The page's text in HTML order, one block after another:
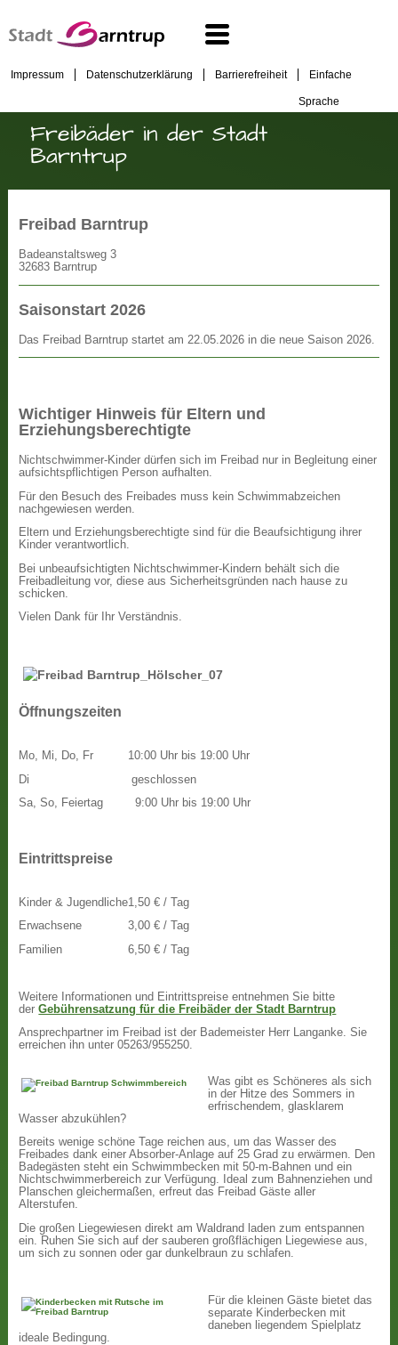
Impressum Datenschutzerklärung Barrierefreiheit Einfache
Sprache
Freibäder in der Stadt
Barntrup
Freibad Barntrup
Badeanstaltsweg 3
32683 Barntrup
Saisonstart 2026
Das Freibad Barntrup startet am 22.05.2026 in die neue Saison 2026.
Wichtiger Hinweis für Eltern und
Erziehungsberechtigte
Nichtschwimmer-Kinder dürfen sich im Freibad nur in Begleitung einer
aufsichtspflichtigen Person aufhalten.
Für den Besuch des Freibades muss kein Schwimmabzeichen
nachgewiesen werden.
Eltern und Erziehungsberechtigte sind für die Beaufsichtigung ihrer
Kinder verantwortlich.
Bei unbeaufsichtigten Nichtschwimmer-Kindern behält sich die
Freibadleitung vor, diese aus Sicherheitsgründen nach hause zu
schicken.
Vielen Dank für Ihr Verständnis.
Öffnungszeiten
Mo, Mi, Do, Fr
Di
Sa, So, Feiertag
10:00 Uhr bis 19:00 Uhr
geschlossen
9:00 Uhr bis 19:00 Uhr
Eintrittspreise
Kinder & Jugendliche
Erwachsene
Familien
1,50 € / Tag
3,00 € / Tag
6,50 € / Tag
Weitere Informationen und Eintrittspreise entnehmen Sie bitte
derGebührensatzung für die Freibäder der Stadt Barntrup
Ansprechpartner im Freibad ist der Bademeister Herr Langanke. Sie
erreichen ihn unter 05263/955250.
Was gibt es Schöneres als sich
in der Hitze des Sommers in
erfrischendem, glasklarem
Wasser abzukühlen?
Bereits wenige schöne Tage reichen aus, um das Wasser des
Freibades dank einer Absorber-Anlage auf 25 Grad zu erwärmen. Den
Badegästen steht ein Schwimmbecken mit 50-m-Bahnen und ein
Nichtschwimmerbereich zur Verfügung. Ideal zum Bahnenziehen und
Planschen gleichermaßen, erfreut das Freibad Gäste aller
Alterstufen.
Die großen Liegewiesen direkt am Waldrand laden zum entspannen
ein. Ruhen Sie sich auf der sauberen großflächigen Liegewiese aus,
um sich zu sonnen oder gar dunkelbraun zu schlafen.
Für die kleinen Gäste bietet das
separate Kinderbecken mit
daneben liegendem Spielplatz
ideale Bedingung.